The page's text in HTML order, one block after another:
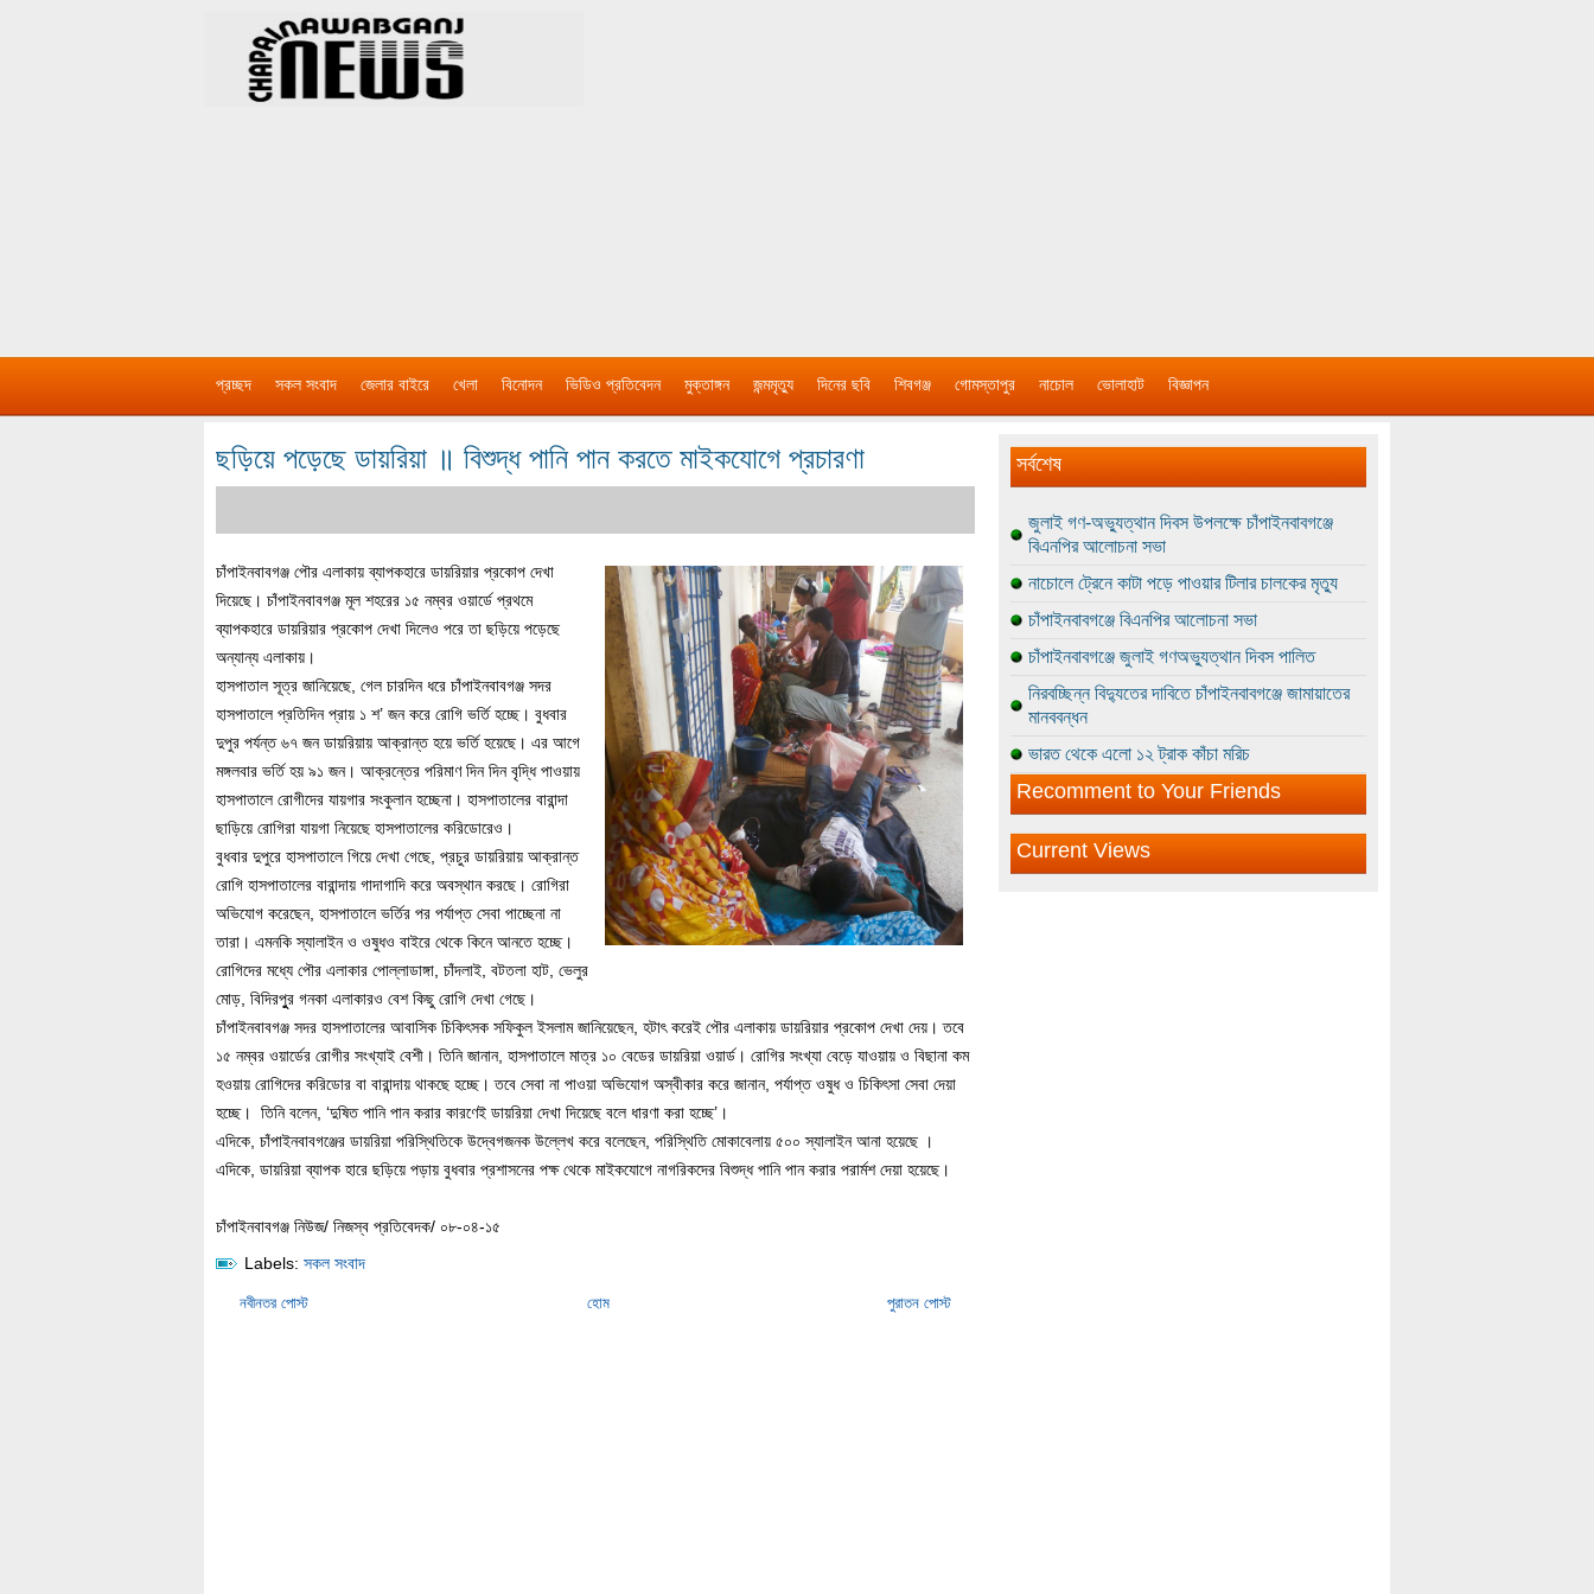
প্রচ্ছদ সকল সংবাদ জেলার বাইরে খেলা বিনোদন ভিডিও প্রতিবেদন মুক্তাঙ্গন জন্মমৃত্যু দিনের ছবি শিবগঞ্জ গোমস্তাপুর নাচোল ভোলাহাট বিজ্ঞাপন
ছড়িয়ে পড়েছে ডায়রিয়া ॥ বিশুদ্ধ পানি পান করতে মাইকযোগে প্রচারণা
চাঁপাইনবাবগঞ্জ পৌর এলাকায় ব্যাপকহারে ডায়রিয়ার প্রকোপ দেখা
দিয়েছে। চাঁপাইনবাবগঞ্জ মূল শহরের ১৫ নম্বর ওয়ার্ডে প্রথমে
ব্যাপকহারে ডায়রিয়ার প্রকোপ দেখা দিলেও পরে তা ছড়িয়ে পড়েছে
অন্যান্য এলাকায়।
হাসপাতাল সূত্র জানিয়েছে, গেল চারদিন ধরে চাঁপাইনবাবগঞ্জ সদর
হাসপাতালে প্রতিদিন প্রায় ১ শ’ জন করে রোগি ভর্তি হচ্ছে। বুধবার
দুপুর পর্যন্ত ৬৭ জন ডায়রিয়ায় আক্রান্ত হয়ে ভর্তি হয়েছে। এর আগে
মঙ্গলবার ভর্তি হয় ৯১ জন। আক্রন্তের পরিমাণ দিন দিন বৃদ্ধি পাওয়ায়
হাসপাতালে রোগীদের যায়গার সংকুলান হচ্ছেনা। হাসপাতালের বারান্দা
ছাড়িয়ে রোগিরা যায়গা নিয়েছে হাসপাতালের করিডোরেও।
বুধবার দুপুরে হাসপাতালে গিয়ে দেখা গেছে, প্রচুর ডায়রিয়ায় আক্রান্ত
রোগি হাসপাতালের বারান্দায় গাদাগাদি করে অবস্থান করছে। রোগিরা
অভিযোগ করেছেন, হাসপাতালে ভর্তির পর পর্যাপ্ত সেবা পাচ্ছেনা না
তারা। এমনকি স্যালাইন ও ওষুধও বাইরে থেকে কিনে আনতে হচ্ছে।
রোগিদের মধ্যে পৌর এলাকার পোল্লাডাঙ্গা, চাঁদলাই, বটতলা হাট, ভেলুর
মোড়, বিদিরপুুর গনকা এলাকারও বেশ কিছু রোগি দেখা গেছে।
চাঁপাইনবাবগঞ্জ সদর হাসপাতালের আবাসিক চিকিৎসক সফিকুল ইসলাম জানিয়েছেন, হটাৎ করেই পৌর এলাকায় ডায়রিয়ার প্রকোপ দেখা দেয়। তবে
১৫ নম্বর ওয়ার্ডের রোগীর সংখ্যাই বেশী। তিনি জানান, হাসপাতালে মাত্র ১০ বেডের ডায়রিয়া ওয়ার্ড। রোগির সংখ্যা বেড়ে যাওয়ায় ও বিছানা কম
হওয়ায় রোগিদের করিডোর বা বারান্দায় থাকছে হচ্ছে। তবে সেবা না পাওয়া অভিযোগ অস্বীকার করে জানান, পর্যাপ্ত ওষুধ ও চিকিৎসা সেবা দেয়া
হচ্ছে। তিনি বলেন, ‘দুষিত পানি পান করার কারণেই ডায়রিয়া দেখা দিয়েছে বলে ধারণা করা হচ্ছে’।
এদিকে, চাঁপাইনবাবগঞ্জের ডায়রিয়া পরিস্থিতিকে উদ্বেগজনক উল্লেখ করে বলেছেন, পরিস্থিতি মোকাবেলায় ৫০০ স্যালাইন আনা হয়েছে ।
এদিকে, ডায়রিয়া ব্যাপক হারে ছড়িয়ে পড়ায় বুধবার প্রশাসনের পক্ষ থেকে মাইকযোগে নাগরিকদের বিশুদ্ধ পানি পান করার পরার্মশ দেয়া হয়েছে।
চাঁপাইনবাবগঞ্জ নিউজ/ নিজস্ব প্রতিবেদক/ ০৮-০৪-১৫
Labels: সকল সংবাদ
নবীনতর পোস্ট পুরাতন পোস্ট
হোম
সর্বশেষ
জুলাই গণ-অভ্যুত্থান দিবস উপলক্ষে চাঁপাইনবাবগঞ্জে
বিএনপির আলোচনা সভা
নাচোলে ট্রেনে কাটা পড়ে পাওয়ার টিলার চালকের মৃত্যু
চাঁপাইনবাবগঞ্জে বিএনপির আলোচনা সভা
চাঁপাইনবাবগঞ্জে জুলাই গণঅভ্যুত্থান দিবস পালিত
নিরবচ্ছিন্ন বিদ্যুতের দাবিতে চাঁপাইনবাবগঞ্জে জামায়াতের
মানববন্ধন
ভারত থেকে এলো ১২ ট্রাক কাঁচা মরিচ
Recomment to Your Friends
Current Views